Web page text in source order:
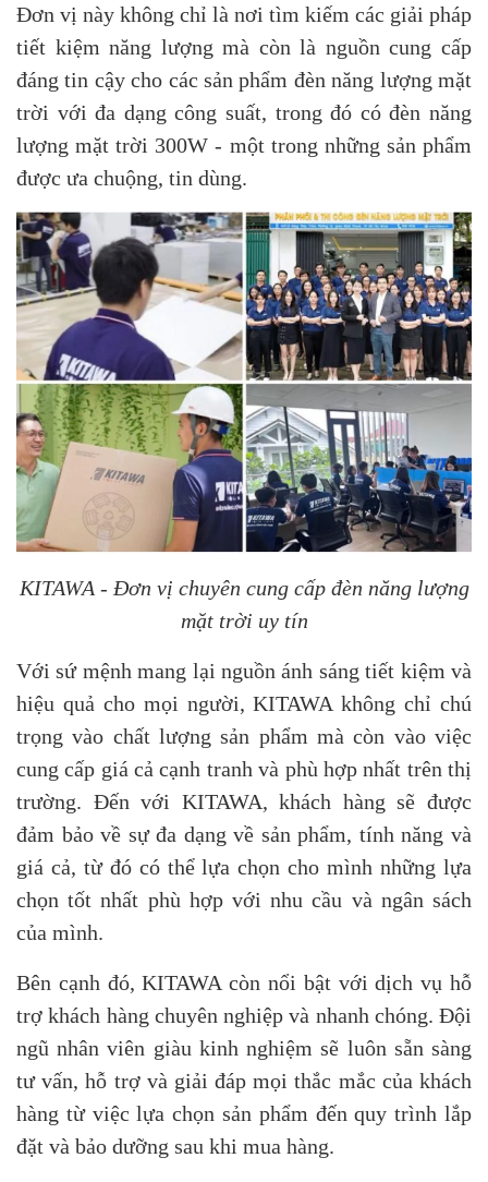
Đơn vị này không chỉ là nơi tìm kiếm các giải pháp
tiết kiệm năng lượng mà còn là nguồn cung cấp
đáng tin cậy cho các sản phẩm đèn năng lượng mặt
trời với đa dạng công suất, trong đó có đèn năng
lượng mặt trời 300W - một trong những sản phẩm
được ưa chuộng, tin dùng.
KITAWA - Đơn vị chuyên cung cấp đèn năng lượng
mặt trời uy tín
Với sứ mệnh mang lại nguồn ánh sáng tiết kiệm và
hiệu quả cho mọi người, KITAWA không chỉ chú
trọng vào chất lượng sản phẩm mà còn vào việc
cung cấp giá cả cạnh tranh và phù hợp nhất trên thị
trường. Đến với KITAWA, khách hàng sẽ được
đảm bảo về sự đa dạng về sản phẩm, tính năng và
giá cả, từ đó có thể lựa chọn cho mình những lựa
chọn tốt nhất phù hợp với nhu cầu và ngân sách
của mình.
Bên cạnh đó, KITAWA còn nổi bật với dịch vụ hỗ
trợ khách hàng chuyên nghiệp và nhanh chóng. Đội
ngũ nhân viên giàu kinh nghiệm sẽ luôn sẵn sàng
tư vấn, hỗ trợ và giải đáp mọi thắc mắc của khách
hàng từ việc lựa chọn sản phẩm đến quy trình lắp
đặt và bảo dưỡng sau khi mua hàng.